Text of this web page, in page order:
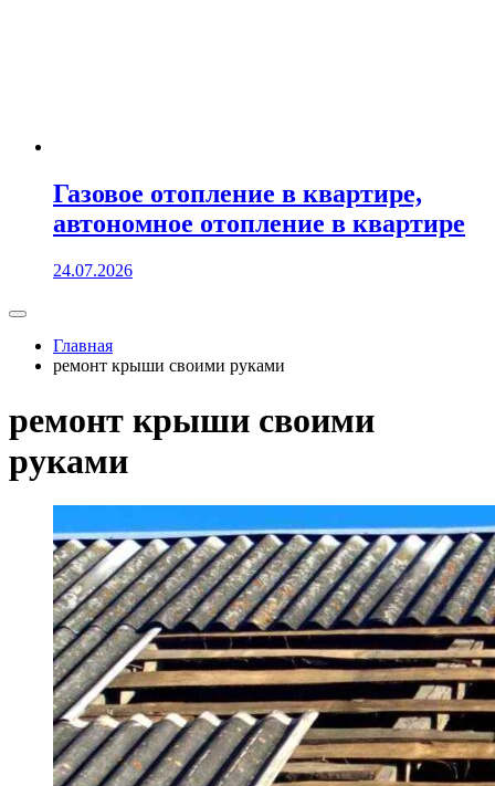
Газовое отопление в квартире,
автономное отопление в квартире
24.07.2026
Главная
ремонт крыши своими руками
ремонт крыши своими
руками